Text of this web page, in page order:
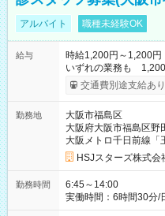
アルバイト 職種未経験OK
給与
時給1,200円～1,200円
いずれの業務も 1,200円/
期間】試用期間なし
交通費別途支給あり
勤務地
大阪市福島区
大阪府大阪市福島区
大阪メトロ千日前線「
HSJスターズ株式会
勤務時間
6:45～14:00
実働時間：6時間30分/
45分)